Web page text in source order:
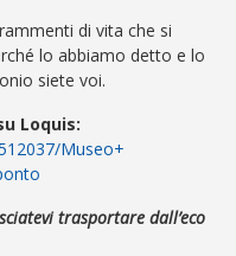
di vita che si
lo abbiamo detto e lo
siete voi.
Loquis:
Museo+
trasportare dall’eco